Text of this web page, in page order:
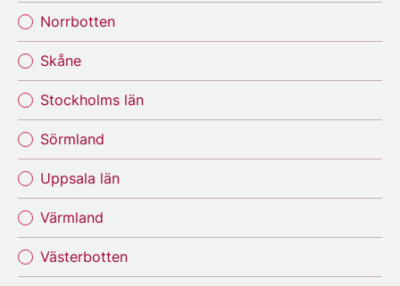
Norrbotten
Skåne
Stockholms län
Sörmland
Uppsala län
Värmland
Västerbotten